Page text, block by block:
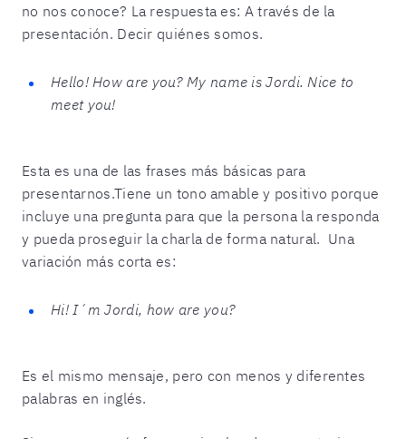
no nos conoce? La respuesta es: A través de la
presentación. Decir quiénes somos.
Hello! How are you? My name is Jordi. Nice to
meet you!
Esta es una de las frases más básicas para
presentarnos.Tiene un tono amable y positivo porque
incluye una pregunta para que la persona la responda
y pueda proseguir la charla de forma natural. Una
variación más corta es:
Hi! I´m Jordi, how are you?
Es el mismo mensaje, pero con menos y diferentes
palabras en inglés.